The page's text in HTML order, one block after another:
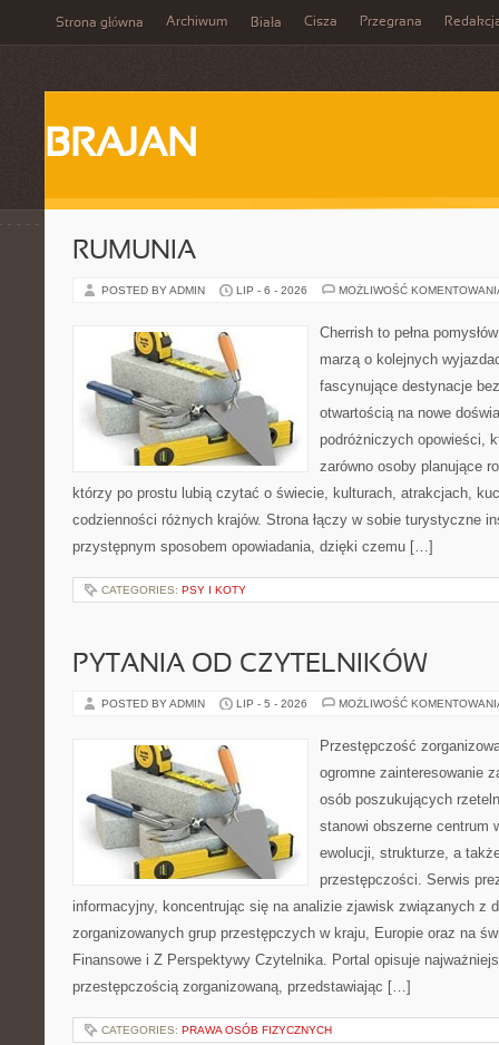
Strona główna Archiwum Biała Cisza Przegrana
BRAJAN
RUMUNIA
POSTED BY ADMIN LIP - 6 - 2026 MOŻLIWOŚĆ
Cherrish to pełna
marzą o kolejnych
fascynujące destynacje
otwartością na nowe
podróżniczych opowieści,
zarówno osoby planujące
którzy po prostu lubią czytać o świecie, kulturach, atrakcjach,
codzienności różnych krajów. Strona łączy w sobie turystyczne
przystępnym sposobem opowiadania, dzięki czemu […]
CATEGORIES: PSY I KOTY
PYTANIA OD CZYTELNIKÓW
POSTED BY ADMIN LIP - 5 - 2026 MOŻLIWOŚĆ
Przestępczość
ogromne zainteresowanie
osób poszukujących
stanowi obszerne centrum
ewolucji, strukturze, a
przestępczości. Serwis
informacyjny, koncentrując się na analizie zjawisk związanych z
zorganizowanych grup przestępczych w kraju, Europie oraz na
Finansowe i Z Perspektywy Czytelnika. Portal opisuje
przestępczością zorganizowaną, przedstawiając […]
CATEGORIES: PRAWA OSÓB FIZYCZNYCH